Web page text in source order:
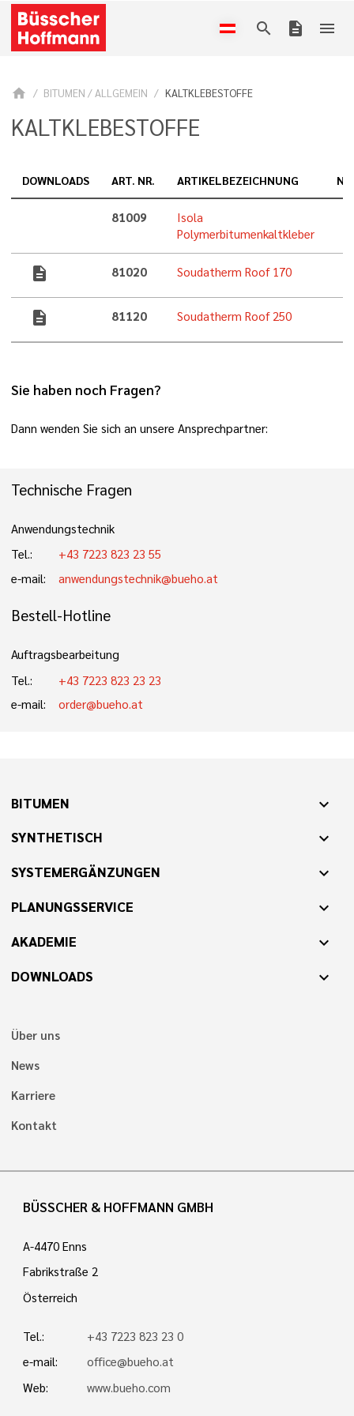
search description menu
home BITUMEN / ALLGEMEIN KALTKLEBESTOFFE
KALTKLEBESTOFFE
DOWNLOADS ART. NR. ARTIKELBEZEICHNUNG
81009
Isola
Polymerbitumenkaltkleber
description 81020 Soudatherm Roof 170
description 81120 Soudatherm Roof 250
Sie haben noch Fragen?
Dann wenden Sie sich an unsere Ansprechpartner:
Technische Fragen
Anwendungstechnik
Tel.:
+43 7223 823 23 55
e-mail:
anwendungstechnik@bueho.at
Bestell-Hotline
Auftragsbearbeitung
Tel.:
+43 7223 823 23 23
e-mail:
order@bueho.at
BITUMEN expand_more
SYNTHETISCH expand_more
SYSTEMERGÄNZUNGEN expand_more
PLANUNGSSERVICE expand_more
AKADEMIE expand_more
DOWNLOADS expand_more
Über uns
News
Karriere
Kontakt
BÜSSCHER & HOFFMANN GMBH
A-4470 Enns
Fabrikstraße 2
Österreich
Tel.:
+43 7223 823 23 0
e-mail:
office@bueho.at
Web:
www.bueho.com